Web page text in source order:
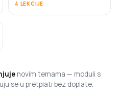
4 LEKCIJE
novim temama — moduli s
se u pretplati bez doplate.